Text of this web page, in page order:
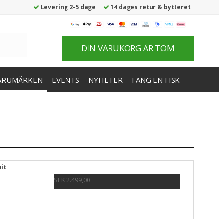
Levering 2-5 dage 14 dages retur & bytteret
DIN VARUKORG ÄR TOM
EVENTS NYHETER FANG EN FISK
SEK 2.499,00